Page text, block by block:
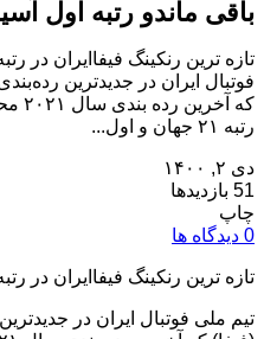
باقی ماندو رتبه اول
فوتبال ایران در جدیدترین
که
رتبه ۲۱ جهان و اول...
دی ۲, ۱۴۰۰
51 بازدیدها
چاپ
0 دیدگاه ها
تازه ترین رنکینگ فیفاایران در رتبه ۲۱ جهان باقی
تیم ملی فوتبال ایران در